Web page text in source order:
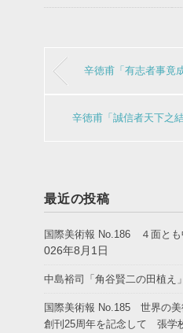
辛徳甫「有志者事竟成
辛徳甫「誠信者天下之
最近の投稿
国際美術報 No.186 ４面と
026年8月1日
中島裕司「角谷賢二の田植え
国際美術報 No.185 世界の
創刊25周年を記念して 張学